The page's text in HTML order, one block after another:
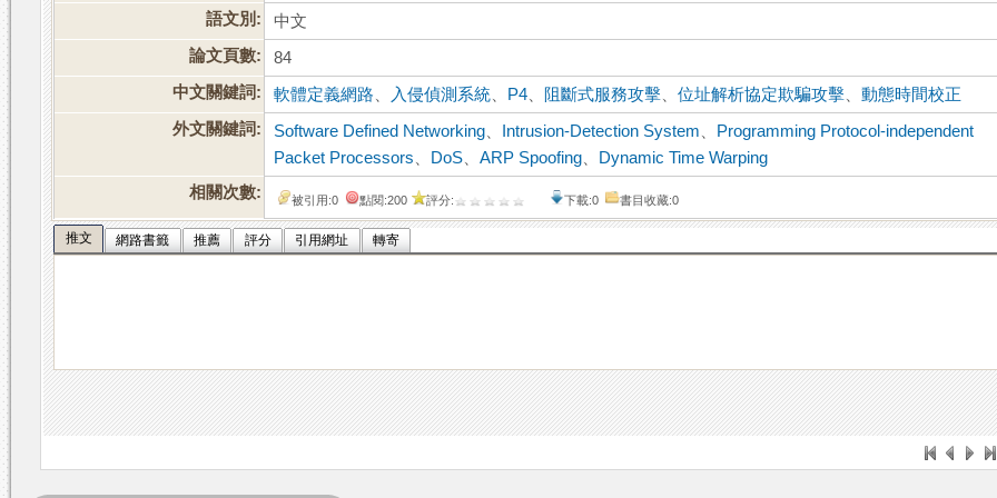
語文別:
中文
論文頁數:
84
中文關鍵詞:
軟體定義網路 入侵偵測系統 P4 阻斷式服務攻擊 、位址解析協定欺騙攻擊 、動態時間校正
外文關鍵詞:
Software Defined Networking Intrusion-Detection System
Programming Protocol-independent
Packet Processors
DoS 、ARP Spoofing
Dynamic Time Warping
相關次數:
被引用:0 點閱:200 評分: 下載:0 書目收藏:0
推文 網路書籤 推薦 評分 引用網址 轉寄